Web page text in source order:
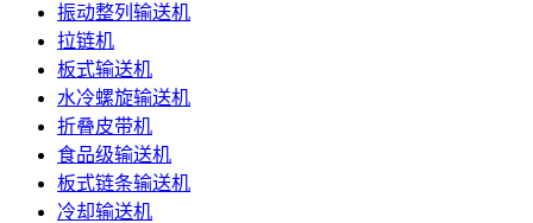
振动整列输送机
拉链机
板式输送机
水冷螺旋输送机
折叠皮带机
食品级输送机
板式链条输送机
冷却输送机